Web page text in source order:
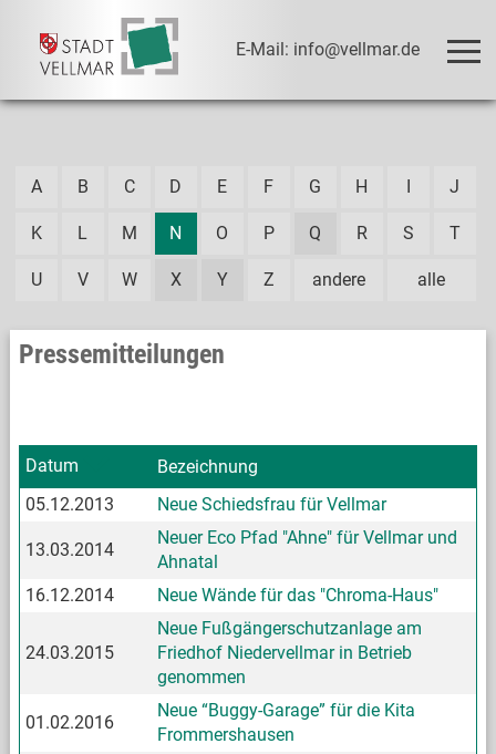
E-Mail: info@vellmar.de
alle
A B C D E F G H I J
K L M N O P Q R S T
U V W X Y Z andere
Pressemitteilungen
Datum
Bezeichnung
05.12.2013
Neue Schiedsfrau für Vellmar
13.03.2014
Neuer Eco Pfad "Ahne" für Vellmar und
Ahnatal
16.12.2014
Neue Wände für das "Chroma-Haus"
24.03.2015
Neue Fußgängerschutzanlage am
Friedhof Niedervellmar in Betrieb
genommen
01.02.2016
Neue “Buggy-Garage” für die Kita
Frommershausen